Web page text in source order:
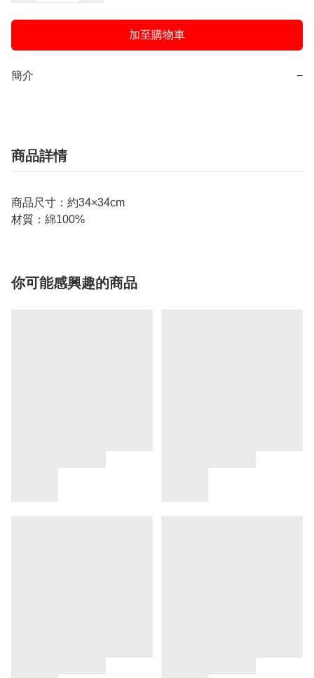
加至購物車
簡介 −
商品詳情
商品尺寸：約34×34cm
材質：綿100%
你可能感興趣的商品